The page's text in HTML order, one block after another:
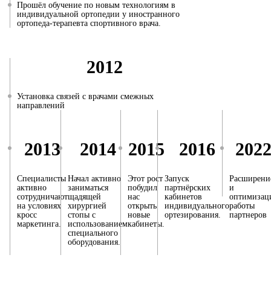
Прошёл обучение по новым технологиям в
индивидуальной ортопедии у иностранного
ортопеда-терапевта спортивного врача.
2012
Установка связей с врачами смежных
направлений
2013
Специалисты
активно
сотрудничают
на условиях
кросс
маркетинга.
2014
Начал активно
заниматься
щадящей
хирургией
стопы с
использованием
специального
оборудования.
2015
Этот рост
побудил
нас
открыть
новые
кабинеты.
2016
Запуск
партнёрских
кабинетов
индивидуального
ортезирования.
2022
и
работы
партнеров